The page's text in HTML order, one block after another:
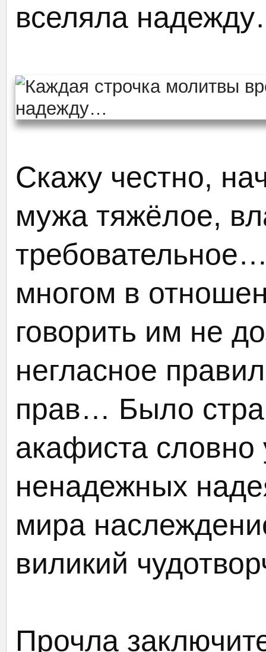
вселяла
Скажу честно,
мужа тяжёлое,
многом в
говорить им не
негласное
прав… Было
акафиста
ненадежных
мира
виликий
Прочла